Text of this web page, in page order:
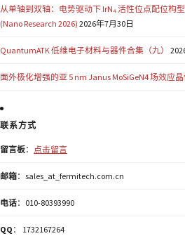
从单轴到双轴：电势驱动下 IrN₄ 活性位点配位构
(Nano Research 2026) 2026年7月30日
QuantumATK 低维电子材料与器件合集（九）
面外极化增强的亚 5 nm Janus MoSiGeN4 场效应
联系方式
留言板： 点击留言
邮箱：sales_at_fermitech.com.cn
电话：010-80393990
QQ ： 1732167264